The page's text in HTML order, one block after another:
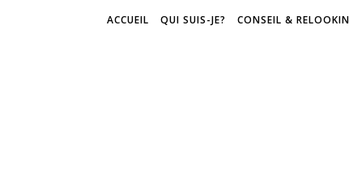
ACCUEIL QUI SUIS-JE? CONSEIL &